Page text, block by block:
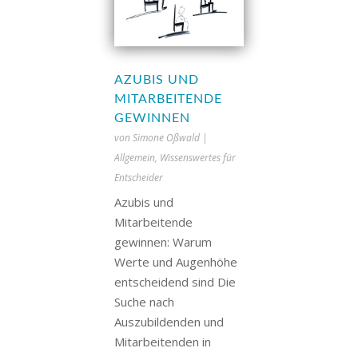
AZUBIS UND
MITARBEITENDE
GEWINNEN
von Simone Oßwald|
Allgemein, Wissenswertes für
Entscheider
Azubis und
Mitarbeitende
gewinnen: Warum
Werte und Augenhöhe
entscheidend sind Die
Suche nach
Auszubildenden und
Mitarbeitenden in